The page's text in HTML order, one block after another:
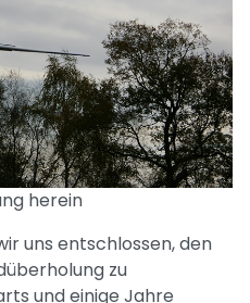
herein
uns entschlossen, den
zu
und einige Jahre